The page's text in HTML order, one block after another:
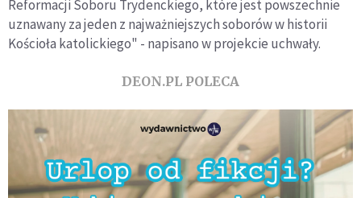
Reformacji Soboru Trydenckiego, które jest powszechnie
uznawany za jeden z najważniejszych soborów w historii
Kościoła katolickiego" - napisano w projekcie uchwały.
DEON.PL POLECA